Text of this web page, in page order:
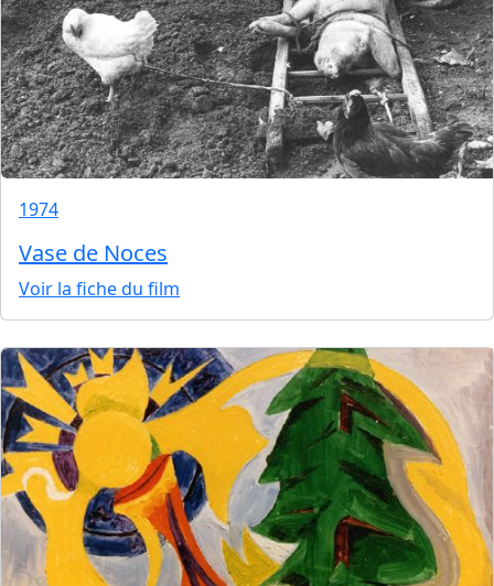
1974
Vase de Noces
Voir la fiche du film